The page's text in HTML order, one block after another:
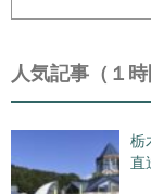
索
人気記事（１時
栃
直